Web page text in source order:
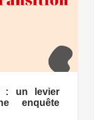
: un levier
enquête